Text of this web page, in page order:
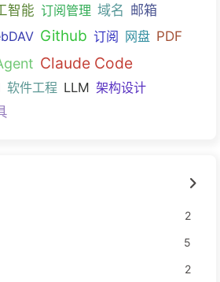
智能 订阅管理 域名 邮箱
Github 订阅 网盘 PDF
Claude Code
软件工程 LLM 架构设计
2
5
2